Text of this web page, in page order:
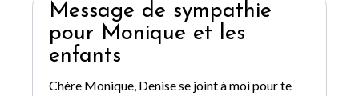
Message de sympathie
pour Monique et les
enfants
Chère Monique, Denise se joint à moi pour te